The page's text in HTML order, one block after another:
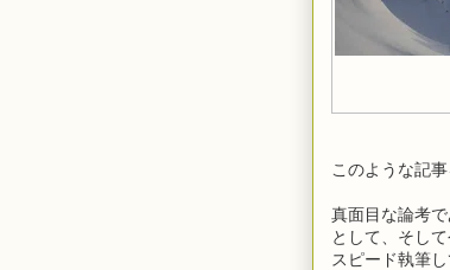
このような記事
真面目な論考
として、そし
スピード執筆